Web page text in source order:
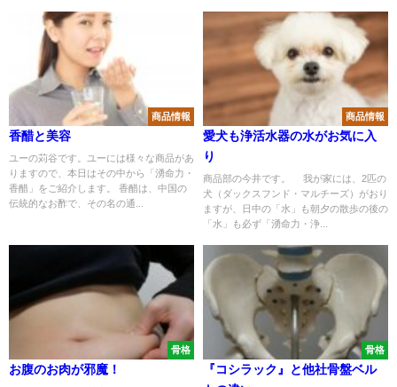
商品情報
香醋と美容
ユーの苅谷です。ユーには様々な商品があ
りますので、本日はその中から「湧命力・
香醋」をご紹介します。 香醋は、中国の
伝統的なお酢で、その名の通...
商品情報
愛犬も浄活水器の水がお気に入
り
商品部の今井です。 我が家には、2匹の
犬（ダックスフンド・マルチーズ）がおり
ますが、日中の「水」も朝夕の散歩の後の
「水」も必ず「湧命力・浄...
骨格
お腹のお肉が邪魔！
骨格
『コシラック』と他社骨盤ベル